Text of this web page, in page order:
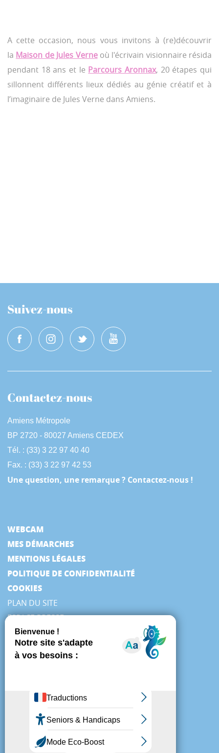
A cette occasion, nous vous invitons à (re)découvrir
la Maison de Jules Verne où l'écrivain visionnaire résida
pendant 18 ans et le Parcours Aronnax, 20 étapes qui
sillonnent différents lieux dédiés au génie créatif et à
l’imaginaire de Jules Verne dans Amiens.
Suivez-nous
Contactez-nous
Amiens Métropole
BP 2720 - 80027 Amiens CEDEX
Tél. : (33) 3 22 97 40 40
Fax. : (33) 3 22 97 42 53
Une question, une remarque ? Contactez-nous !
WEBCAM
MES DÉMARCHES
MENTIONS LÉGALES
POLITIQUE DE CONFIDENTIALITÉ
COOKIES
PLAN DU SITE
ESPACE PRESSE